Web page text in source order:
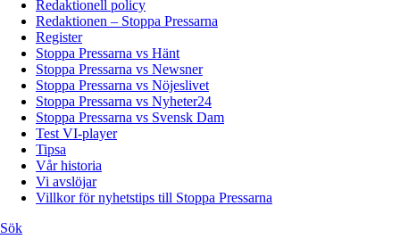
Redaktionell policy
Redaktionen – Stoppa Pressarna
Register
Stoppa Pressarna vs Hänt
Stoppa Pressarna vs Newsner
Stoppa Pressarna vs Nöjeslivet
Stoppa Pressarna vs Nyheter24
Stoppa Pressarna vs Svensk Dam
Test VI-player
Tipsa
Vår historia
Vi avslöjar
Villkor för nyhetstips till Stoppa Pressarna
Sök